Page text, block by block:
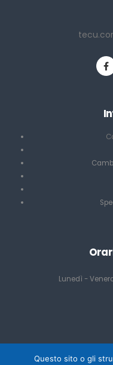
Lunedì -
Questo sito o gli